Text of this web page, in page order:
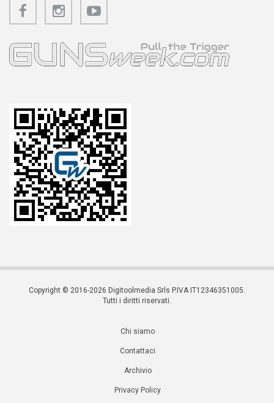
Copyright © 2016-2026 Digitoolmedia Srls P.IVA IT12346351005.
Tutti i diritti riservati.
Chi siamo
Contattaci
Archivio
Privacy Policy